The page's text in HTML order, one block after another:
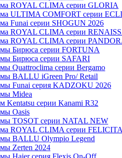
ROYAL CLIMA серии GLORIA
ULTIMA COMFORT серии
Funai серии SHOGUN 2026
ROYAL CLIMA серии
ROYAL CLIMA серии
Бирюса серии FORTUNA
Бирюса серии SAFARI
Quattroclima серии Bergamo
BALLU iGreen Pro/ Retail
Funai серия KADZOKU 2026
Midea
Kentatsu серии Kanami R32
Oasis
TOSOT серии NATAL NEW
ROYAL CLIMA серии FELICITA
BALLU Olympio Legend
Zerten 2024
Haier серия Flexis On-Off